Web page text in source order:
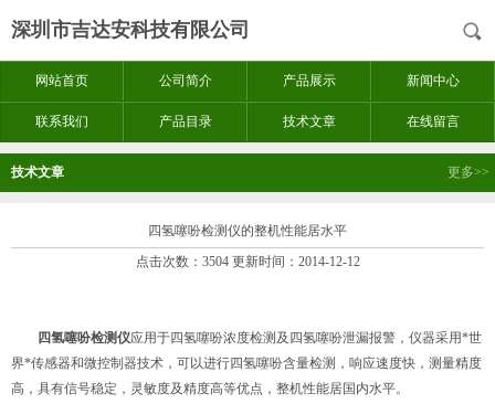
深圳市吉达安科技有限公司
网站首页 公司简介 产品展示 新闻中心
联系我们 产品目录 技术文章 在线留言
技术文章 更多>>
四氢噻吩检测仪的整机性能居水平
点击次数：3504 更新时间：2014-12-12
四氢噻吩检测仪应用于四氢噻吩浓度检测及四氢噻吩泄漏报警，仪器采用*世
界*传感器和微控制器技术，可以进行四氢噻吩含量检测，响应速度快，测量精度
高，具有信号稳定，灵敏度及精度高等优点，整机性能居国内水平。